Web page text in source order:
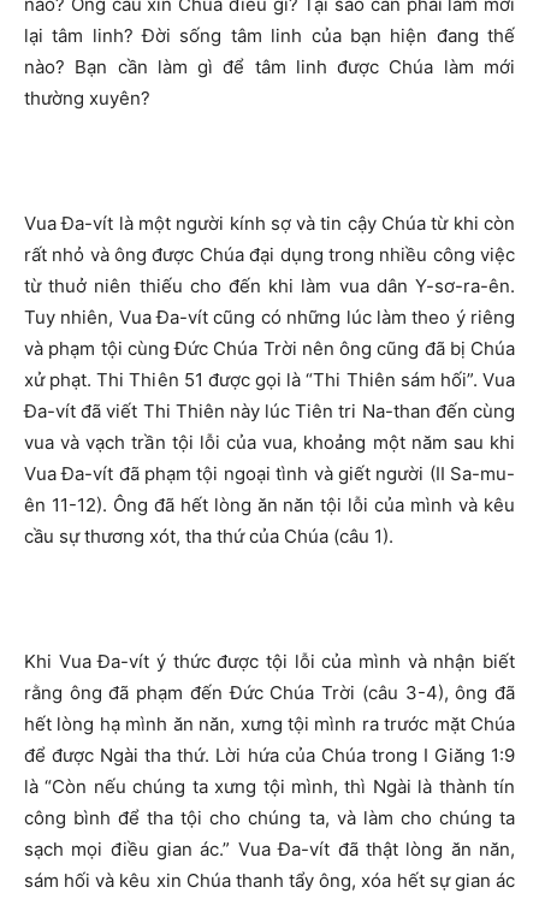
lại tâm linh? Đời sống tâm linh của bạn hiện đang thế
nào? Bạn cần làm gì để tâm linh được Chúa làm mới
thường xuyên?
Vua Đa-vít là một người kính sợ và tin cậy Chúa từ khi còn
rất nhỏ và ông được Chúa đại dụng trong nhiều công việc
từ thuở niên thiếu cho đến khi làm vua dân Y-sơ-ra-ên.
Tuy nhiên, Vua Đa-vít cũng có những lúc làm theo ý riêng
và phạm tội cùng Đức Chúa Trời nên ông cũng đã bị Chúa
xử phạt. Thi Thiên 51 được gọi là “Thi Thiên sám hối”. Vua
Đa-vít đã viết Thi Thiên này lúc Tiên tri Na-than đến cùng
vua và vạch trần tội lỗi của vua, khoảng một năm sau khi
Vua Đa-vít đã phạm tội ngoại tình và giết người (II Sa-mu-
ên 11-12). Ông đã hết lòng ăn năn tội lỗi của mình và kêu
cầu sự thương xót, tha thứ của Chúa (câu 1).
Khi Vua Đa-vít ý thức được tội lỗi của mình và nhận biết
rằng ông đã phạm đến Đức Chúa Trời (câu 3-4), ông đã
hết lòng hạ mình ăn năn, xưng tội mình ra trước mặt Chúa
để được Ngài tha thứ. Lời hứa của Chúa trong I Giăng 1:9
là “Còn nếu chúng ta xưng tội mình, thì Ngài là thành tín
công bình để tha tội cho chúng ta, và làm cho chúng ta
sạch mọi điều gian ác.” Vua Đa-vít đã thật lòng ăn năn,
sám hối và kêu xin Chúa thanh tẩy ông, xóa hết sự gian ác